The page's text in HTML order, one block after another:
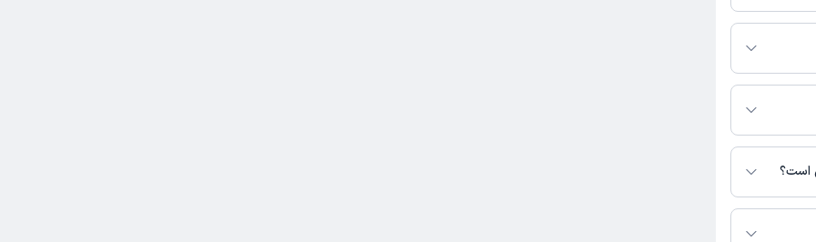
صفحه ثبت
است؟
نیست.